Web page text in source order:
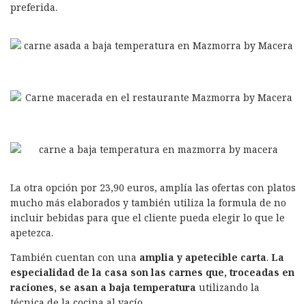
preferida.
La otra opción por 23,90 euros, amplía las ofertas con platos
mucho más elaborados y también utiliza la formula de no
incluir bebidas para que el cliente pueda elegir lo que le
apetezca.
También cuentan con una amplia y apetecible carta. La
especialidad de la casa son las carnes que, troceadas en
raciones, se asan a baja temperatura utilizando la